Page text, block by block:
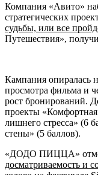
Компания «Авито»
стратегических
судьбы, или все
Путешествия»,
Кампания опиралась
просмотра фильма и
рост бронирований.
проекты
лишнего стресса» (6
стены» (5 баллов).
«ДОДО ПИЦЦА»
досматриваемость и